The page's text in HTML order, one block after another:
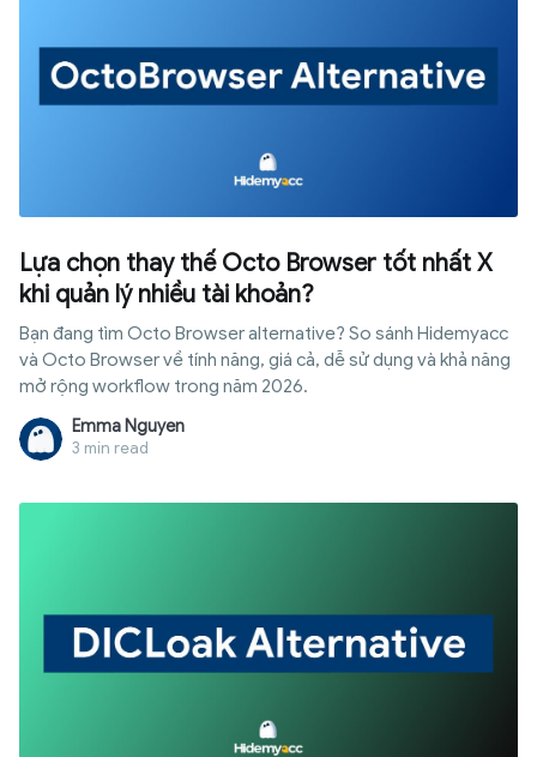
Lựa chọn thay thế Octo Browser tốt nhất X
khi quản lý nhiều tài khoản?
Bạn đang tìm Octo Browser alternative? So sánh Hidemyacc
và Octo Browser về tính năng, giá cả, dễ sử dụng và khả năng
mở rộng workflow trong năm 2026.
Emma Nguyen
3 min read